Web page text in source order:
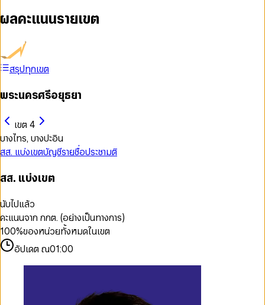
ผลคะแนนรายเขต
สรุปทุกเขต
พระนครศรีอยุธยา
เขต 4
บางไทร, บางปะอิน
สส. แบ่งเขตบัญชีรายชื่อประชามติ
สส. แบ่งเขต
นับไปแล้ว
คะแนนจาก กกต. (อย่างเป็นทางการ)
100%ของหน่วยทั้งหมดในเขต
อัปเดต ณ01:00